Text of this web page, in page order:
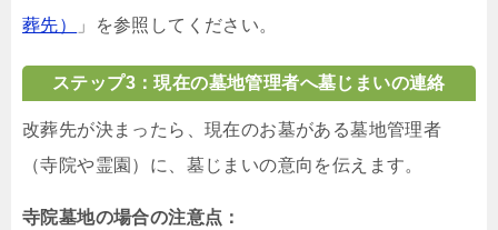
葬先）
」を参照してください。
ステップ3：現在の墓地管理者へ墓じまいの連絡
改葬先が決まったら、現在のお墓がある墓地管理者
（寺院や霊園）に、墓じまいの意向を伝えます。
寺院墓地の場合の注意点：